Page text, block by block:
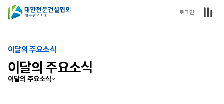
로그인
이달의 주요소식
이달의 주요소식
이달의 주요소식